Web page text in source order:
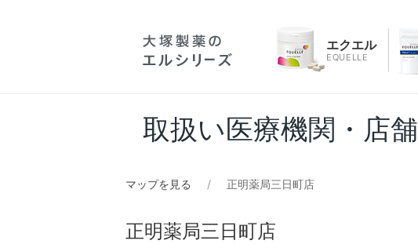
エクエル
EQUELLE
取扱い医療機関・店舗
マップを見る 正明薬局三日町店
正明薬局三日町店